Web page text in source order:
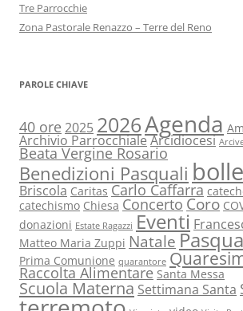
Tre Parrocchie
Zona Pastorale Renazzo – Terre del Reno
PAROLE CHIAVE
40 ore 2025 2026Agenda
Archivio ParrocchialeArcidiocesi
Beata Vergine Rosario
Benedizioni Pasquali
Briscola Caritas Carlo Caffarra
catechismo Chiesa Concerto Coro
donazioni Estate Ragazzi Eventi
Matteo Maria Zuppi NatalePasqua
Prima Comunione quarantore
Raccolta Alimentare Santa Messa
Scuola Materna Settimana Santa